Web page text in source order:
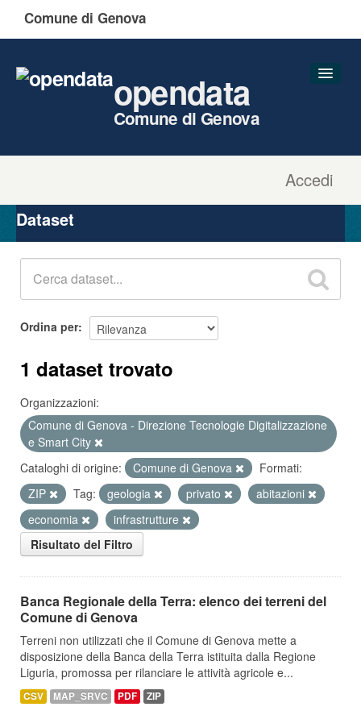
Comune di Genova
Accedi
opendata
Comune di Genova
Organizzazioni
Gruppi
Dataset
Ordina per
1 dataset trovato
Organizzazioni:
Comune di Genova - Direzione Tecnologie Digitalizzazione
e Smart City
Cataloghi di origine:
Comune di Genova
Formati:
ZIP
Tag: geologia privato
abitazioni
economia
infrastrutture
Risultato del Filtro
Banca Regionale della Terra: elenco dei terreni del
Comune di Genova
Terreni non utilizzati che il Comune di Genova mette a
disposizione della Banca della Terra istituita dalla Regione
Liguria, promossa per rilanciare le attività agricole e...
CSV MAP_SRVC PDF ZIP